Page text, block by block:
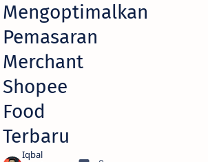
Mengoptimalkan
Pemasaran
Merchant
Shopee
Food
Terbaru